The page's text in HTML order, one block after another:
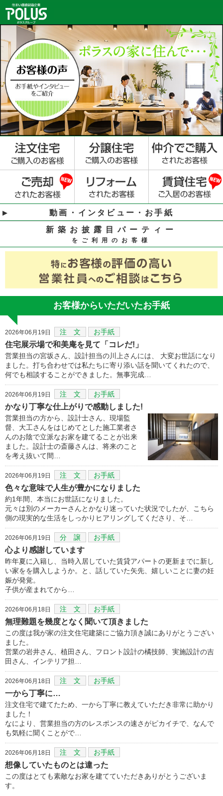
動画・インタビュー・お手紙
新築お披露目パーティー
をご利用のお客様
お客様からいただいたお手紙
2026年06月19日 注 文 お手紙
住宅展示場で和美庵を見て「コレだ!」
営業担当の宮坂さん、設計担当の川上さんには、 大変お世話になり
ました。打ち合わせでは私たちに寄り添い話を聞いてくれたので、
何でも相談することができました。無事完成…
2026年06月19日 注 文 お手紙
かなり丁寧な仕上がりで感動しました!
営業担当の方から、設計士さん、現場監
督、大工さんをはじめてとした施工業者さ
んのお陰で立派なお家を建てることが出来
ました。設計士の斎藤さんは、将来のこと
を考え抜いて間…
2026年06月19日 注 文 お手紙
色々な意味で人生が豊かになりました
約1年間、本当にお世話になりました。
元々は別のメーカーさんとかなり迷っていた状況でしたが、こちら
側の現実的な生活をしっかりヒアリングしてくださり、そ…
2026年06月19日 分 譲 お手紙
心より感謝しています
昨年夏に入籍し、当時入居していた賃貸アパートの更新までに新し
い家をを購入しようか。と、話していた矢先、嬉しいことに妻の妊
娠が発覚。
子供が産まれてから…
2026年06月18日 注 文 お手紙
無理難題を幾度となく聞いて頂きました
この度は我が家の注文住宅建築にご協力頂き誠にありがとうござい
ました。
営業の岩井さん、植田さん、フロント設計の橘技師、実施設計の吉
田さん、インテリア担…
2026年06月18日 注 文 お手紙
一から丁寧に…
注文住宅で建てたため、一から丁寧に教えていただき非常に助かり
ました！
なにより、営業担当の方のレスポンスの速さがピカイチで、なんで
も気軽に聞くことがで…
2026年06月18日 注 文 お手紙
想像していたものとは違った
この度はとても素敵なお家を建てていただきありがとうございま
す。